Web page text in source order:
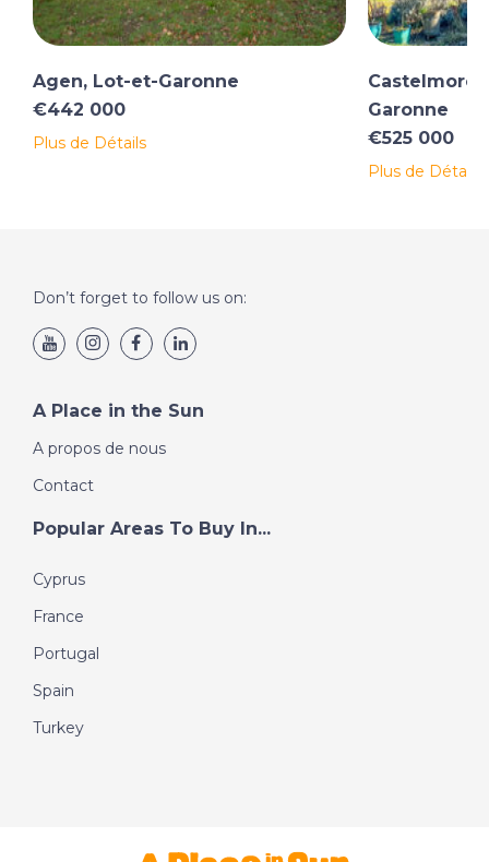
Agen, Lot-et-Garonne
€442 000
Plus de Détails
Garonne
€525 000
Plus de Détails
Don’t forget to follow us on:
A Place in the Sun
A propos de nous
Contact
Popular Areas To Buy In...
Cyprus
France
Portugal
Spain
Turkey